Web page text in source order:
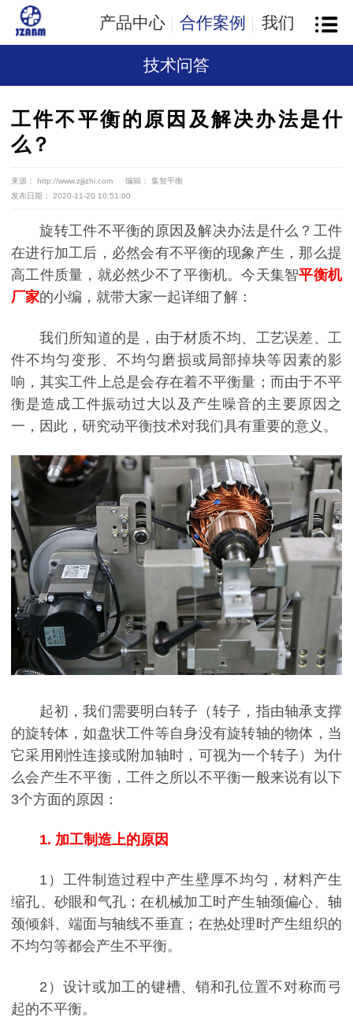
产品中心 合作案例 我们
技术问答
工件不平衡的原因及解决办法是什
么？
来源： http://www.zjjizhi.com
编辑： 集智平衡
发布日期： 2020-11-20 10:51:00
旋转工件不平衡的原因及解决办法是什么？工件
在进行加工后，必然会有不平衡的现象产生，那么提
高工件质量，就必然少不了平衡机。今天集智平衡机
厂家的小编，就带大家一起详细了解：
我们所知道的是，由于材质不均、工艺误差、工
件不均匀变形、不均匀磨损或局部掉块等因素的影
响，其实工件上总是会存在着不平衡量；而由于不平
衡是造成工件振动过大以及产生噪音的主要原因之
一，因此，研究动平衡技术对我们具有重要的意义。
起初，我们需要明白转子（转子，指由轴承支撑
的旋转体，如盘状工件等自身没有旋转轴的物体，当
它采用刚性连接或附加轴时，可视为一个转子）为什
么会产生不平衡，工件之所以不平衡一般来说有以下
3个方面的原因：
1. 加工制造上的原因
1）工件制造过程中产生壁厚不均匀，材料产生
缩孔、砂眼和气孔；在机械加工时产生轴颈偏心、轴
颈倾斜、端面与轴线不垂直；在热处理时产生组织的
不均匀等都会产生不平衡。
2）设计或加工的键槽、销和孔位置不对称而弓
起的不平衡。